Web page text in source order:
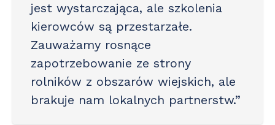
jest wystarczająca, ale szkolenia
kierowców są przestarzałe.
Zauważamy rosnące
zapotrzebowanie ze strony
rolników z obszarów wiejskich, ale
brakuje nam lokalnych partnerstw.”